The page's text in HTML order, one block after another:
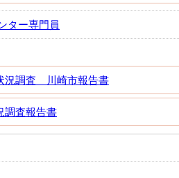
ター専門員
況調査 川崎市報告書
査報告書